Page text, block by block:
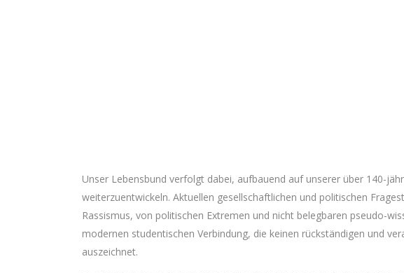
Unser Lebensbund verfolgt dabei, aufbauend auf unserer über 140-
weiterzuentwickeln. Aktuellen gesellschaftlichen und politischen
Rassismus, von politischen Extremen und nicht belegbaren pseudo-
modernen studentischen Verbindung, die keinen rückständigen und
auszeichnet.